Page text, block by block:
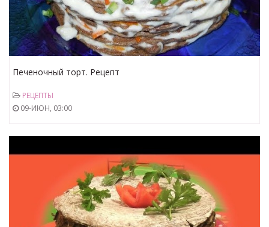
Печеночный торт. Рецепт
РЕЦЕПТЫ
09-ИЮН, 03:00